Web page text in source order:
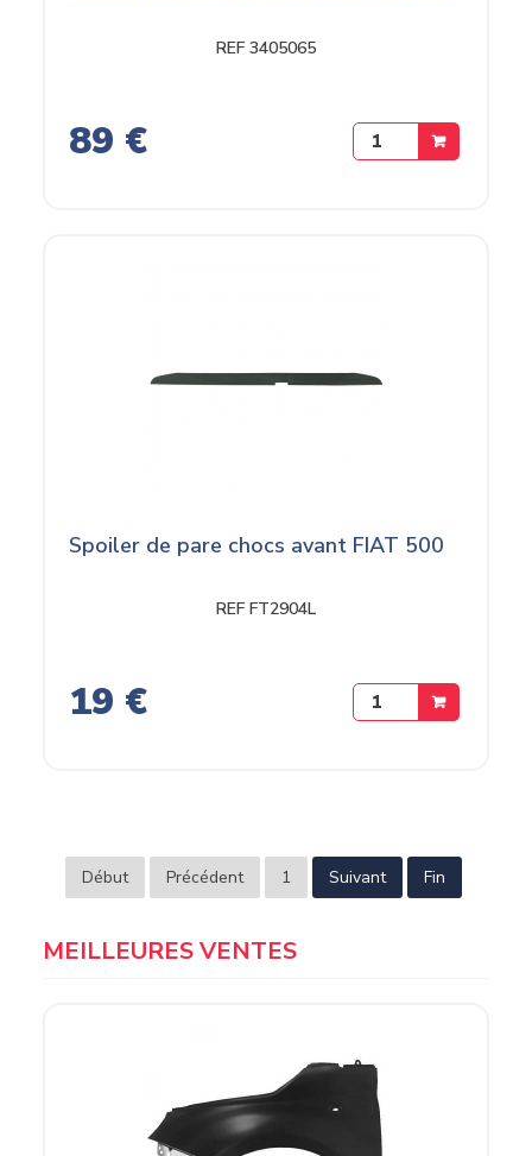
MEILLEURES VENTES
REF 3405065
89 €
Spoiler de pare chocs avant FIAT 500
REF FT2904L
19 €
Début Précédent 1 Suivant Fin